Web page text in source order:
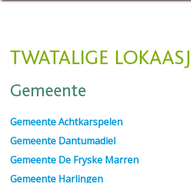
TWATALIGE
Gemeente
Gemeente Achtkarspelen
Gemeente Dantumadiel
Gemeente De Fryske Marren
Gemeente Harlingen